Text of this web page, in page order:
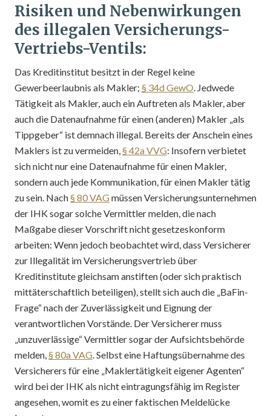
Risiken und Nebenwirkungen
des illegalen Versicherungs-
Vertriebs-Ventils:
Das Kreditinstitut besitzt in der Regel keine
Gewerbeerlaubnis als Makler; § 34d GewO. Jedwede
Tätigkeit als Makler, auch ein Auftreten als Makler, aber
auch die Datenaufnahme für einen (anderen) Makler „als
Tippgeber“ ist demnach illegal. Bereits der Anschein eines
Maklers ist zu vermeiden,§ 42a VVG: Insofern verbietet
sich nicht nur eine Datenaufnahme für einen Makler,
sondern auch jede Kommunikation, für einen Makler tätig
zu sein. Nach§ 80 VAGmüssen Versicherungsunternehmen
der IHK sogar solche Vermittler melden, die nach
Maßgabe dieser Vorschrift nicht gesetzeskonform
arbeiten: Wenn jedoch beobachtet wird, dass Versicherer
zur Illegalität im Versicherungsvertrieb über
Kreditinstitute gleichsam anstiften (oder sich praktisch
mittäterschaftlich beteiligen), stellt sich auch die „BaFin-
Frage“ nach der Zuverlässigkeit und Eignung der
verantwortlichen Vorstände. Der Versicherer muss
„unzuverlässige“ Vermittler sogar der Aufsichtsbehörde
melden,§ 80a VAG. Selbst eine Haftungsübernahme des
Versicherers für eine „Maklertätigkeit eigener Agenten“
wird bei der IHK als nicht eintragungsfähig im Register
angesehen, womit es zu einer faktischen Meldelücke